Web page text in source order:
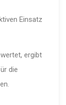
Einsatz
ergibt
die